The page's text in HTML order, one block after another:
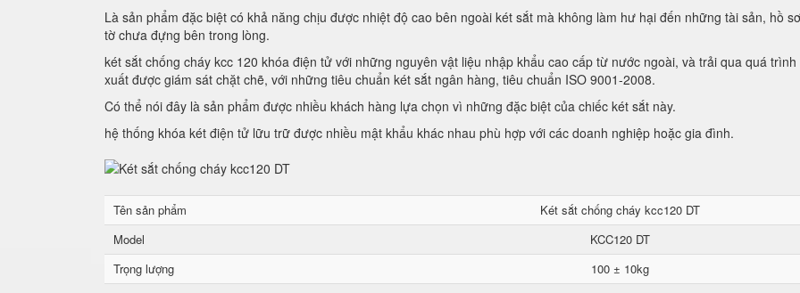
Là sản phẩm đặc biệt có khả năng chịu được nhiệt độ cao bên ngoài két sắt mà không làm hư hại đến những tài sản, hồ
tờ chưa đựng bên trong lòng.
két sắt chống cháy kcc 120 khóa điện tử với những nguyên vật liệu nhập khẩu cao cấp từ nước ngoài, và trải qua quá trình
xuất được giám sát chặt chẽ, với những tiêu chuẩn két sắt ngân hàng, tiêu chuẩn ISO 9001-2008.
Có thể nói đây là sản phẩm được nhiều khách hàng lựa chọn vì những đặc biệt của chiếc két sắt này.
hệ thống khóa két điện tử lữu trữ được nhiều mật khẩu khác nhau phù hợp với các doanh nghiệp hoặc gia đình.
Tên sản phẩm
Két sắt chống cháy kcc120 DT
Model
KCC120 DT
Trọng lượng
100 ± 10kg